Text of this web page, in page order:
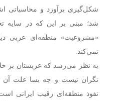
شکل‌گیری برآورد و محاسباتی
شد؛ مبنی بر این که در سایه
«مشروعیت» منطقه‌ای عربی
نمی‌کند.
به نظر می‌رسد که عربستان بر
نگران نیست و چه بسا علت آن
نفوذ منطقه‌ای رقیب ایرانی